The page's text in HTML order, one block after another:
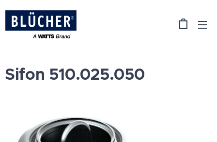
Sifon 510.025.050